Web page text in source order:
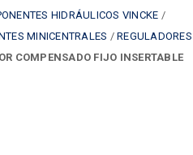
HIDRÁULICOS VINCKE /
MINICENTRALES / REGULADORES
COMPENSADO FIJO INSERTABLE